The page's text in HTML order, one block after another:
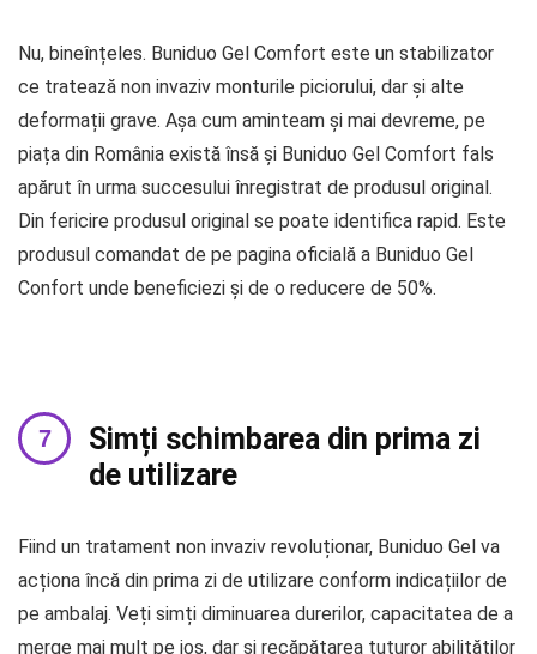
Nu, bineînțeles. Buniduo Gel Comfort este un stabilizator
ce tratează non invaziv monturile piciorului, dar și alte
deformații grave. Așa cum aminteam și mai devreme, pe
piața din România există însă și Buniduo Gel Comfort fals
apărut în urma succesului înregistrat de produsul original.
Din fericire produsul original se poate identifica rapid. Este
produsul comandat de pe pagina oficială a Buniduo Gel
Confort unde beneficiezi și de o reducere de 50%.
Simți schimbarea din prima zi
de utilizare
Fiind un tratament non invaziv revoluționar, Buniduo Gel va
acționa încă din prima zi de utilizare conform indicațiilor de
pe ambalaj. Veți simți diminuarea durerilor, capacitatea de a
merge mai mult pe jos, dar si recăpătarea tuturor abilităților